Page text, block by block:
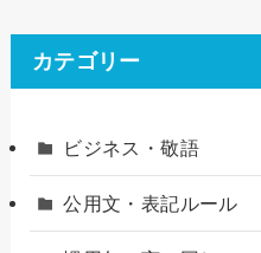
カテゴリー
ビジネス・敬語
公用文・表記ルール